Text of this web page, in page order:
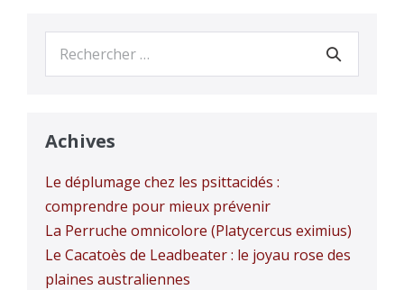
pour :
Achives
Le déplumage chez les psittacidés :
comprendre pour mieux prévenir
La Perruche omnicolore (Platycercus eximius)
Le Cacatoès de Leadbeater : le joyau rose des
plaines australiennes